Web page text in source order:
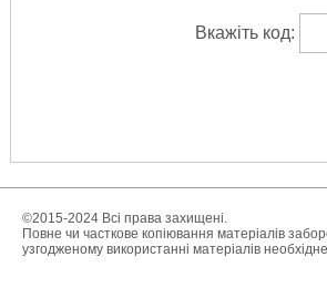
Вкажіть код:
©2015-2024 Всі права захищені.
Повне чи часткове копіювання матеріалів
узгодженому використанні матеріалів